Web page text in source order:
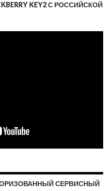
KEY2 С РОССИЙСКОЙ
СЕРВИСНЫЙ